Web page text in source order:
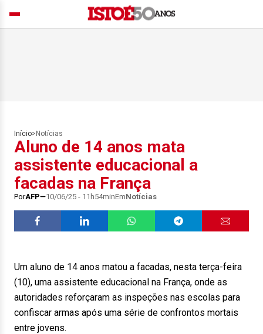
Início> Notícias
Aluno de 14 anos mata
assistente educacional a
facadas na França
PorAFP 10/06/25 - 11h54minEmNotícias
Um aluno de 14 anos matou a facadas, nesta terça-feira
(10), uma assistente educacional na França, onde as
autoridades reforçaram as inspeções nas escolas para
confiscar armas após uma série de confrontos mortais
entre jovens.